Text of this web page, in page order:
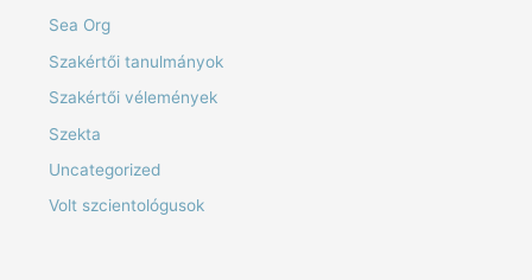
Sea Org
Szakértői tanulmányok
Szakértői vélemények
Szekta
Uncategorized
Volt szcientológusok